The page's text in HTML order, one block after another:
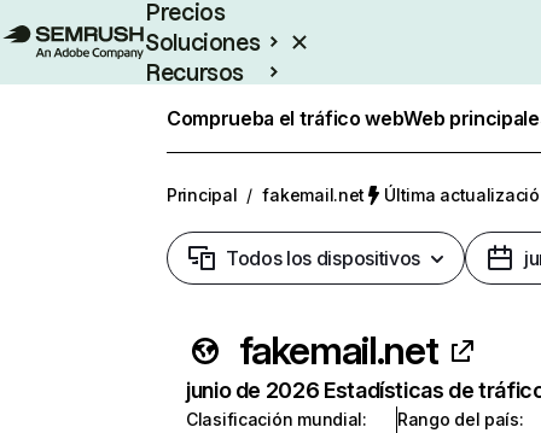
Precios
Soluciones
Recursos
Comprueba el tráfico webWeb
Principal / fakemail.net Última
Todos los dispositivos
fakemail.net
junio de 2026 Estadísticas de
Clasificación mundial:
Rango del país: